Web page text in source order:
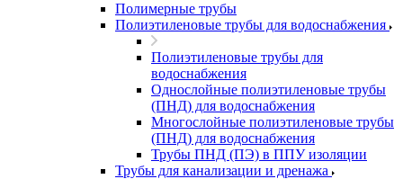
Полимерные трубы
Полиэтиленовые трубы для водоснабжения
Полиэтиленовые трубы для
водоснабжения
Однослойные полиэтиленовые трубы
(ПНД) для водоснабжения
Многослойные полиэтиленовые трубы
(ПНД) для водоснабжения
Трубы ПНД (ПЭ) в ППУ изоляции
Трубы для канализации и дренажа